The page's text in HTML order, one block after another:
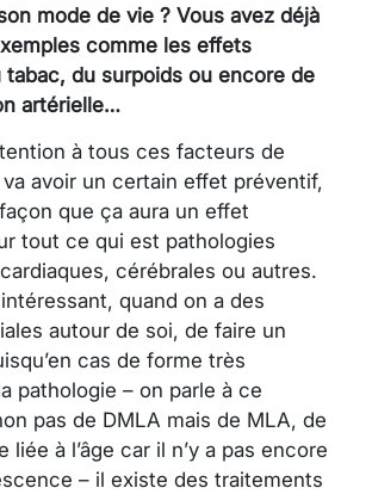
mode de vie ? Vous avez déjà
comme les effets
du surpoids ou encore de
artérielle…
à tous ces facteurs de
avoir un certain effet préventif,
que ça aura un effet
tout ce qui est pathologies
cérébrales ou autres.
quand on a des
autour de soi, de faire un
cas de forme très
pathologie – on parle à ce
pas de DMLA mais de MLA, de
liée à l’âge car il n’y a pas encore
– il existe des traitements